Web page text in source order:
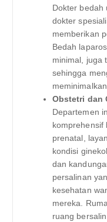
Dokter bedah
dokter
memberikan
Bedah
minimal, juga
sehingga
Obstetri dan
Departemen
komprehensif
prenatal,
kondisi
dan
persalinan
kesehatan
mereka.
ruang